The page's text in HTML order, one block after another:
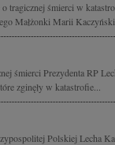
tragicznej śmierci w
Małżonki Marii
śmierci Prezydenta RP
zginęły w katastrofie...
Polskiej Lecha